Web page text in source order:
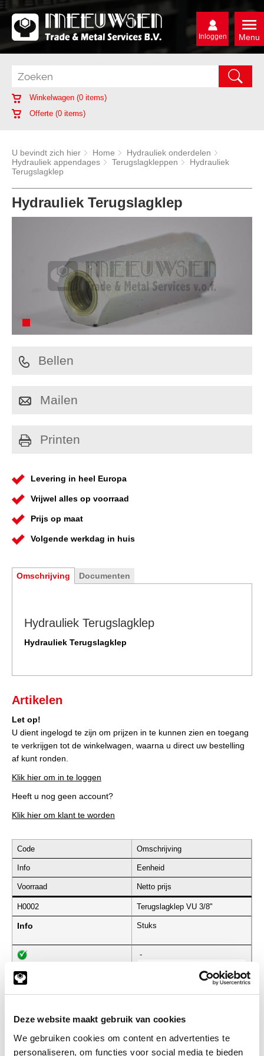
Deze website maakt gebruik van cookies
We gebruiken cookies om content en advertenties te
personaliseren, om functies voor social media te bieden
Menu
Inloggen
Winkelwagen (0 items)
Offerte (0 items)
U bevindt zich hier Home
Hydrauliek onderdelen
Hydrauliek appendages
Terugslagkleppen
Hydrauliek
Terugslagklep
Hydrauliek Terugslagklep
Bellen
Mailen
Printen
Levering in heel Europa
Vrijwel alles op voorraad
Prijs op maat
Volgende werkdag in huis
Omschrijving Documenten
Hydrauliek Terugslagklep
Hydrauliek Terugslagklep
Artikelen
Let op!
U dient ingelogd te zijn om prijzen in te kunnen zien en toegang
te verkrijgen tot de winkelwagen, waarna u direct uw bestelling
af kunt ronden.
Klik hier om in te loggen
Heeft u nog geen account?
Klik hier om klant te worden
Code Omschrijving
Info Eenheid
Voorraad Netto prijs
H0002 Terugslagklep VU 3/8"
Info Stuks
-
Info Stuks
-